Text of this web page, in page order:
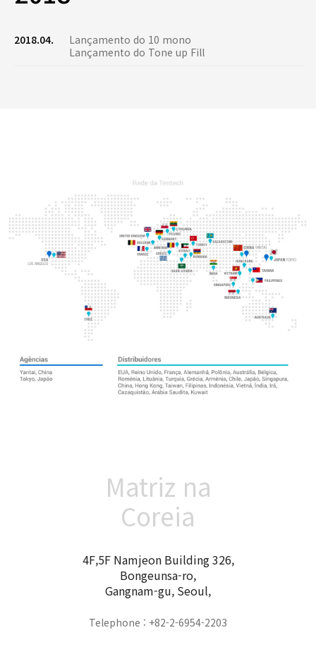
2018.04.
Lançamento do 10 mono
Lançamento do Tone up Fill
Matriz na
Coreia
4F,5F Namjeon Building 326,
Bongeunsa-ro,
Gangnam-gu, Seoul,
Telephone : +82-2-6954-2203